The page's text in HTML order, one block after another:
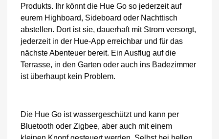
Produkts. Ihr könnt die Hue Go so jederzeit auf
eurem Highboard, Sideboard oder Nachttisch
abstellen. Dort ist sie, dauerhaft mit Strom versorgt,
jederzeit in der Hue-App erreichbar und für das
nächste Abenteuer bereit. Ein Ausflug auf die
Terrasse, in den Garten oder auch ins Badezimmer
ist überhaupt kein Problem.
Die Hue Go ist wassergeschützt und kann per
Bluetooth oder Zigbee, aber auch mit einem